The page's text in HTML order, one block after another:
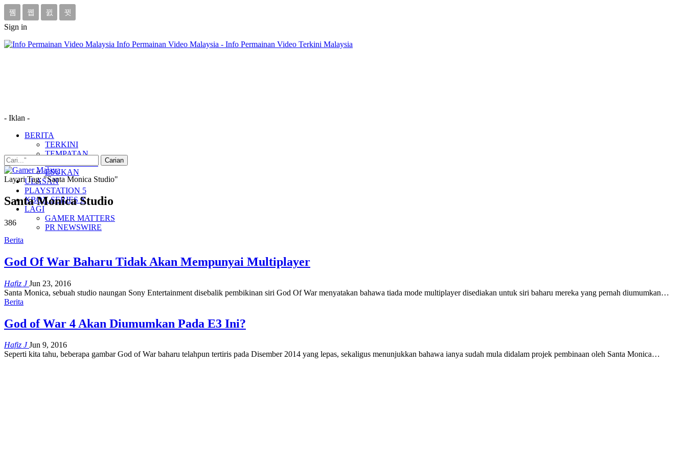
Sign in
Info Permainan Video Malaysia - Info Permainan Video Terkini Malaysia
- Iklan -
BERITA
TERKINI
TEMPATAN
ESUKAN
ULASAN
PLAYSTATION 5
XBOX SERIES X
LAGI
GAMER MATTERS
PR NEWSWIRE
Layari Tag: "Santa Monica Studio"
Santa Monica Studio
386
Berita
God Of War Baharu Tidak Akan Mempunyai Multiplayer
Hafiz JJun 23, 2016
Santa Monica, sebuah studio naungan Sony Entertainment disebalik pembikinan siri God Of War menyatakan bahawa tiada mode multiplayer disediakan untuk siri baharu mereka yang pernah diumumkan…
Berita
God of War 4 Akan Diumumkan Pada E3 Ini?
Hafiz JJun 9, 2016
Seperti kita tahu, beberapa gambar God of War baharu telahpun tertiris pada Disember 2014 yang lepas, sekaligus menunjukkan bahawa ianya sudah mula didalam projek pembinaan oleh Santa Monica…